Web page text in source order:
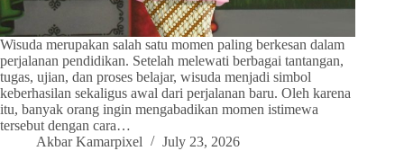
Wisuda merupakan salah satu momen paling berkesan dalam
perjalanan pendidikan. Setelah melewati berbagai tantangan,
tugas, ujian, dan proses belajar, wisuda menjadi simbol
keberhasilan sekaligus awal dari perjalanan baru. Oleh karena
itu, banyak orang ingin mengabadikan momen istimewa
tersebut dengan cara…
Akbar Kamarpixel
July 23, 2026